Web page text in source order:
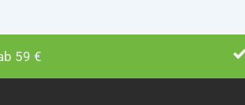
59 €